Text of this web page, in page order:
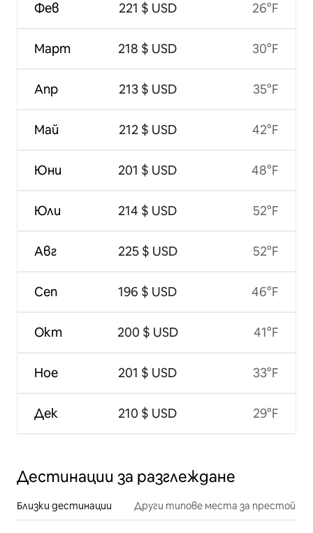
Фев
Март
Апр
Май
Юни
Юли
Авг
Сеп
Окт
Ное
Дек
221 $ USD
218 $ USD
213 $ USD
212 $ USD
201 $ USD
214 $ USD
225 $ USD
196 $ USD
200 $ USD
201 $ USD
210 $ USD
26°F
30°F
35°F
42°F
48°F
52°F
52°F
46°F
41°F
33°F
29°F
Дестинации за разглеждане
Близки дестинации Други типове места за престой